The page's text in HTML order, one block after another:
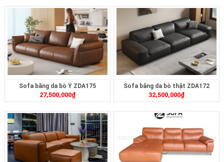
Sofa băng da bò Ý ZDA175
27,500,000₫
Sofa băng da bò thật ZDA172
32,500,000₫